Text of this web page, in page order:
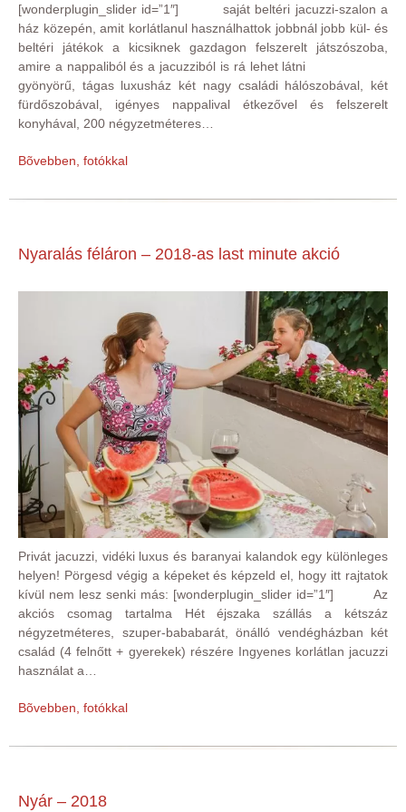
[wonderplugin_slider id=”1″] saját beltéri jacuzzi-szalon a
ház közepén, amit korlátlanul használhattok jobbnál jobb kül- és
beltéri játékok a kicsiknek gazdagon felszerelt játszószoba,
amire a nappaliból és a jacuzziból is rá lehet látni
gyönyörű, tágas luxusház két nagy családi hálószobával, két
fürdőszobával, igényes nappalival étkezővel és felszerelt
konyhával, 200 négyzetméteres…
Bõvebben, fotókkal
Nyaralás féláron – 2018-as last minute akció
Privát jacuzzi, vidéki luxus és baranyai kalandok egy különleges
helyen! Pörgesd végig a képeket és képzeld el, hogy itt rajtatok
kívül nem lesz senki más: [wonderplugin_slider id=”1″] Az
akciós csomag tartalma Hét éjszaka szállás a kétszáz
négyzetméteres, szuper-bababarát, önálló vendégházban két
család (4 felnőtt + gyerekek) részére Ingyenes korlátlan jacuzzi
használat a…
Bõvebben, fotókkal
Nyár – 2018